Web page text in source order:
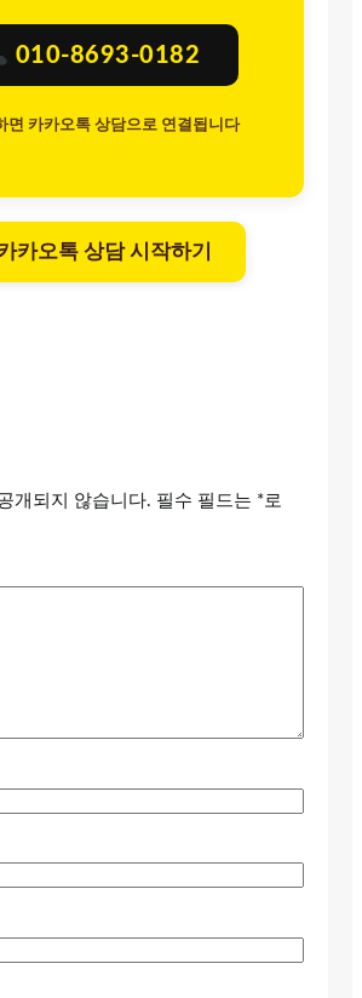
010-8693-0182
면 카카오톡 상담으로 연결됩니다
카오톡 상담 시작하기
개되지 않습니다. 필수 필드는 *로